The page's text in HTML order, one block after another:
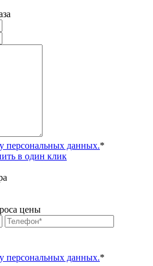
персональных данных.*
в один клик
цены
персональных данных.*